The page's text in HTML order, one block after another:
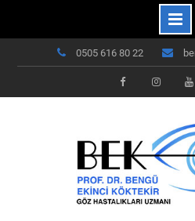
0505 616 80 22
FacebookInstagram